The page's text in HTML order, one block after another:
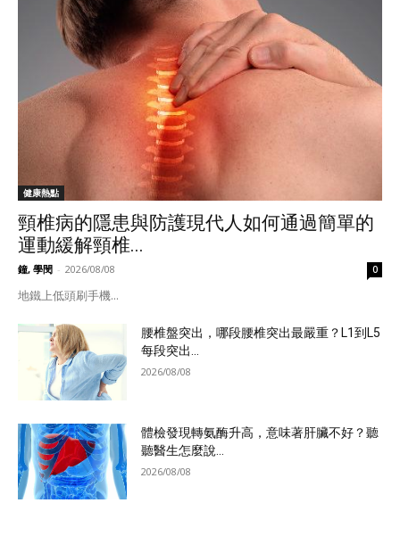
健康熱點
頸椎病的隱患與防護現代人如何通過簡單的
運動緩解頸椎...
鐘, 學閔 - 2026/08/08 0
地鐵上低頭刷手機...
腰椎盤突出，哪段腰椎突出最嚴重？L1到L5
每段突出...
2026/08/08
體檢發現轉氨酶升高，意味著肝臟不好？聽
聽醫生怎麼說...
2026/08/08